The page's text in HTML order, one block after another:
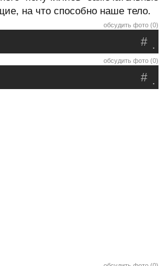
на что способно наше тело.
обсудить фото (0)
.
#
обсудить фото (0)
.
#